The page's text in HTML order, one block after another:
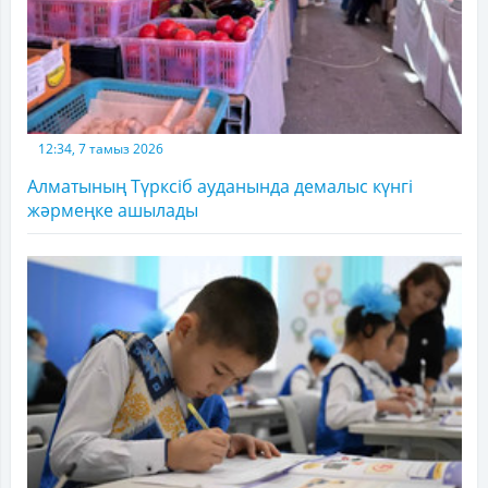
12:34, 7 тамыз 2026
Алматының Түрксіб ауданында демалыс күнгі
жәрмеңке ашылады